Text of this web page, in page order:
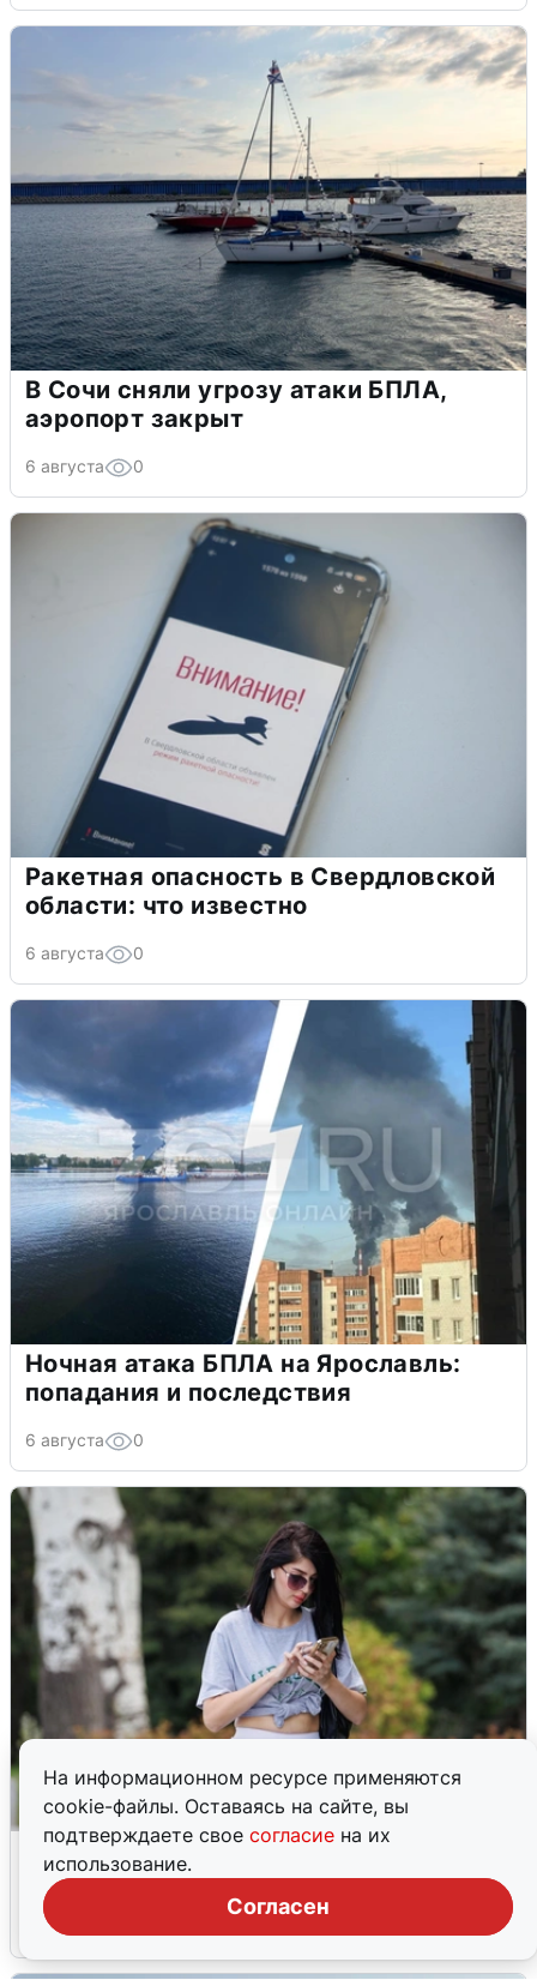
На информационном ресурсе применяются
cookie-файлы. Оставаясь на сайте, вы
подтверждаете свое согласие на их
использование.
Согласен
В Сочи сняли угрозу атаки БПЛА,
аэропорт закрыт
6 августа 0
Ракетная опасность в Свердловской
области: что известно
6 августа 0
Ночная атака БПЛА на Ярославль:
попадания и последствия
6 августа 0
Волгоградцы остались без
мобильного интернета
6 августа